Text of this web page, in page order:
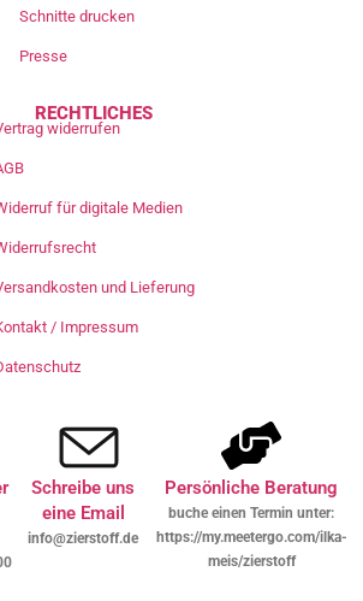
Schnitte drucken
Presse
RECHTLICHES
widerrufen
für digitale Medien
und Lieferung
/ Impressum
Schreibe uns
eine Email
info@zierstoff.de
Persönliche Beratung
buche einen Termin unter:
https://my.meetergo.com/ilka-
meis/zierstoff